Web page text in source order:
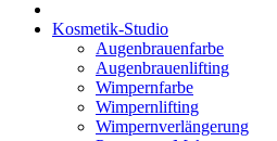
Kosmetik-Studio
Augenbrauenfarbe
Augenbrauenlifting
Wimpernfarbe
Wimpernlifting
Wimpernverlängerung